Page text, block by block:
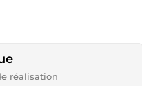
réalisation